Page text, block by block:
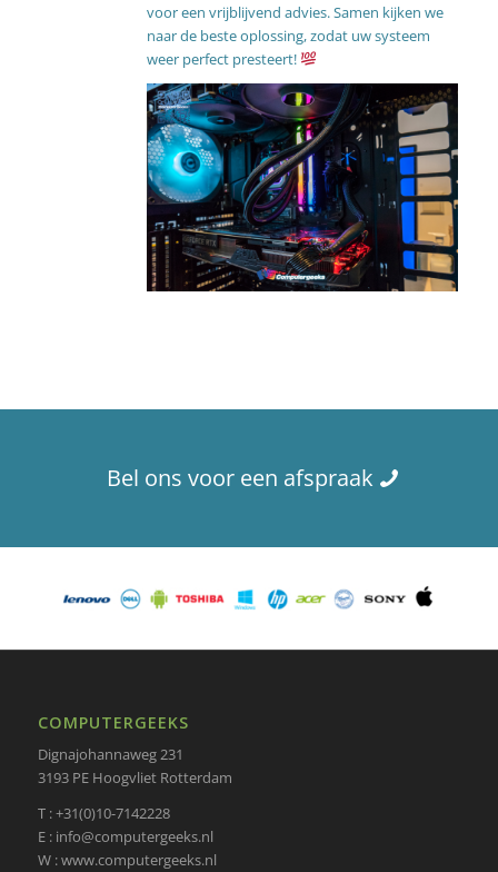
voor een vrijblijvend advies. Samen kijken we
naar de beste oplossing, zodat uw systeem
weer perfect presteert!
Bel ons voor een afspraak
COMPUTERGEEKS
Dignajohannaweg 231
3193 PE Hoogvliet Rotterdam
T : +31(0)10-7142228
E : info@computergeeks.nl
W : www.computergeeks.nl